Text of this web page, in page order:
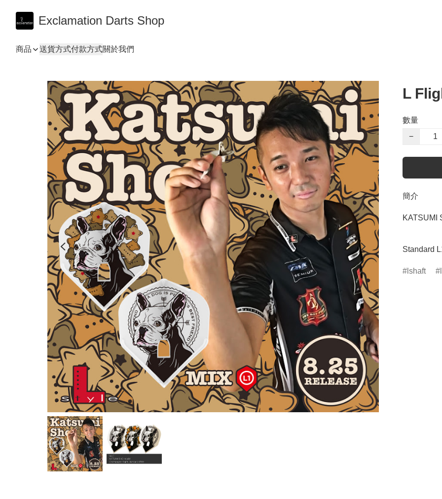
Exclamation Darts Shop
商品 送貨方式付款方式關於我們
L
數量
−
簡介
KATSUMI
Standard
lshaft